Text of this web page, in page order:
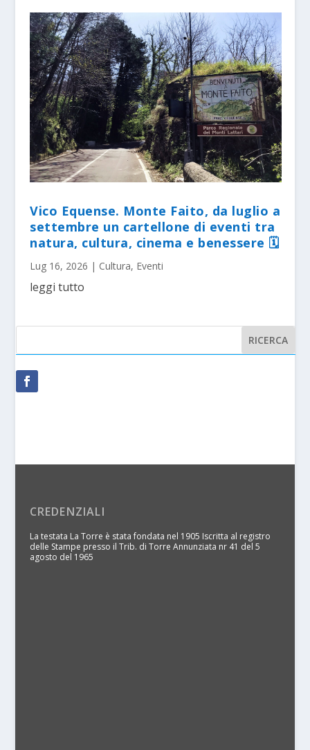
Vico Equense. Monte Faito, da luglio a
settembre un cartellone di eventi tra
natura, cultura, cinema e benessere 🗓
Lug 16, 2026 | Cultura, Eventi
leggi tutto
CREDENZIALI
La testata La Torre è stata fondata nel 1905 Iscritta al registro
delle Stampe presso il Trib. di Torre Annunziata nr 41 del 5
agosto del 1965